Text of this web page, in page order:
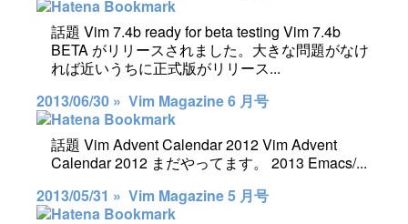
話題 Vim 7.4b ready for beta testing Vim 7.4b
BETA がリリースされました。大きな問題がなけ
れば近いうちに正式版がリリース...
2013/06/30 » Vim Magazine 6 月号
話題 Vim Advent Calendar 2012 Vim Advent
Calendar 2012 まだやってます。 2013 Emacs/...
2013/05/31 » Vim Magazine 5 月号